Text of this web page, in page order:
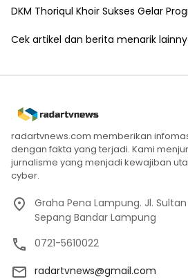
DKM Thoriqul Khoir Sukses Gelar
Cek artikel dan berita menarik
radartvnews.com memberikan
dengan fakta yang terjadi. Kami
jurnalisme yang menjadi kewajiban
cyber.
Graha Pena Lampung. Jl.
Sepang Bandar Lampung
0721-5610022
radartvnews@gmail.com